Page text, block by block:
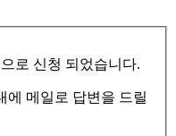
로 신청 되었습니다.
에 메일로 답변을 드릴